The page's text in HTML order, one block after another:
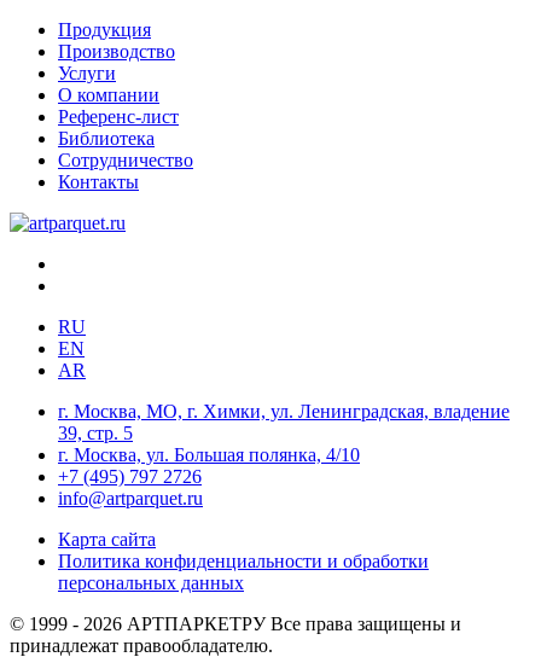
Продукция
Производство
Услуги
О компании
Референс-лист
Библиотека
Сотрудничество
Контакты
RU
EN
AR
г. Москва, МО, г. Химки, ул. Ленинградская, владение
39, стр. 5
г. Москва, ул. Большая полянка, 4/10
+7 (495) 797 2726
info@artparquet.ru
Карта сайта
Политика конфиденциальности и обработки
персональных данных
© 1999 - 2026 АРТПАРКЕТРУ Все права защищены и
принадлежат правообладателю.